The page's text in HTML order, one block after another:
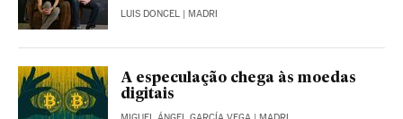
LUIS DONCEL | MADRI
A especulação chega às moedas
digitais